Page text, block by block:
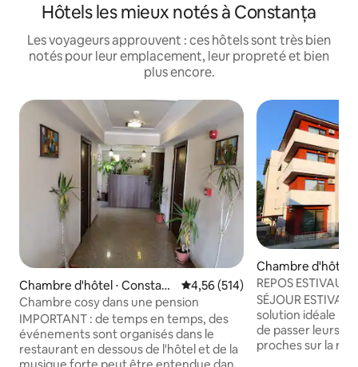
Hôtels les mieux notés à Constanța
Les voyageurs approuvent : ces hôtels sont très bien
notés pour leur emplacement, leur propreté et bien
plus encore.
Chambre d'hôtel ⋅ Constanț
a
Évaluation moyenne sur la
4,56 (514)
Chambre cosy dans une pension
IMPORTANT : de temps en temps, des
événements sont organisés dans le
restaurant en dessous de l'hôtel et de la
Chambre d'hôtel
at
REPOS
SÉJOUR ESTIVAL
solution idéale
de passer leurs
proches sur la